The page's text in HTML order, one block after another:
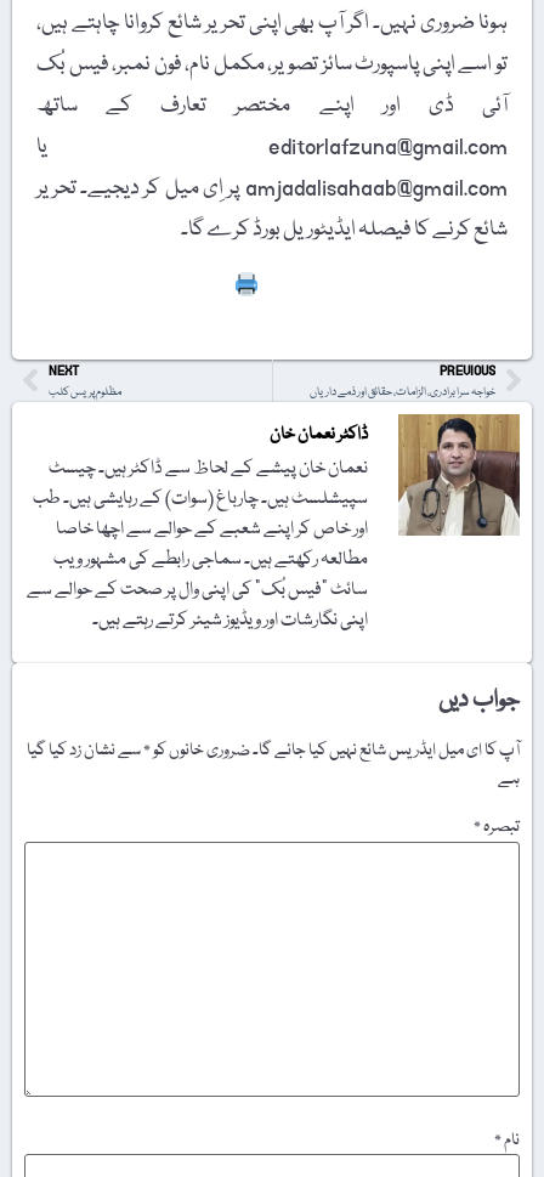
ہونا ضروری نہیں۔ اگر آپ بھی اپنی تحریر شائع کروانا چاہتے ہیں،
تو اسے اپنی پاسپورٹ سائز تصویر، مکمل نام، فون نمبر، فیس بُک
آئی ڈی اور اپنے مختصر تعارف کے ساتھ
editorlafzuna@gmail.com یا
amjadalisahaab@gmail.com پر اِی میل کر دیجیے۔ تحریر
شائع کرنے کا فیصلہ ایڈیٹوریل بورڈ کرے گا۔
PREVIOUS
خواجہ سرا برادری، الزامات، حقائق اور ذمے داریاں
NEXT
مظلوم پریس کلب
ڈاکٹر نعمان خان
نعمان خان پیشے کے لحاظ سے ڈاکٹر ہیں۔ چیسٹ
سپیشلسٹ ہیں۔ چارباغ (سوات) کے رہایشی ہیں۔ طب
اور خاص کر اپنے شعبے کے حوالے سے اچھا خاصا
مطالعہ رکھتے ہیں۔ سماجی رابطے کی مشہور ویب
سائٹ "فیس بُک" کی اپنی وال پر صحت کے حوالے سے
اپنی نگارشات اور ویڈیوز شیئر کرتے رہتے ہیں۔
جواب دیں
آپ کا ای میل ایڈریس شائع نہیں کیا جائے گا۔ضروری خانوں کو*سے نشان زد کیا گیا
ہے
تبصرہ*
نام*